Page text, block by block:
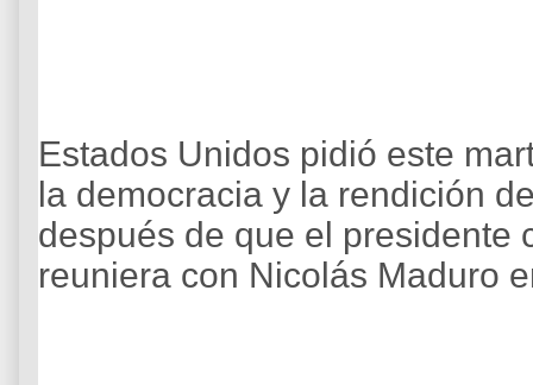
Estados Unidos pidió este
la democracia y la rendición
después de que el presidente
reuniera con Nicolás Maduro